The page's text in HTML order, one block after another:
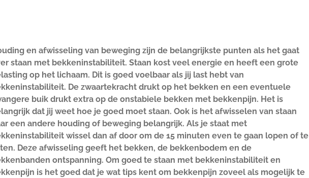
en afwisseling van beweging zijn de belangrijkste punten als het gaat
staan met bekkeninstabiliteit. Staan kost veel energie en heeft een grote
op het lichaam. Dit is goed voelbaar als jij last hebt van
De zwaartekracht drukt op het bekken en een eventuele
buik drukt extra op de onstabiele bekken met bekkenpijn. Het is
dat jij weet hoe je goed moet staan. Ook is het afwisselen van staan
een andere houding of beweging belangrijk. Als je staat met
wissel dan af door om de 15 minuten even te gaan lopen of te
Deze afwisseling geeft het bekken, de bekkenbodem en de
ontspanning. Om goed te staan met bekkeninstabiliteit en
is het goed dat je wat tips kent om bekkenpijn zoveel als mogelijk te